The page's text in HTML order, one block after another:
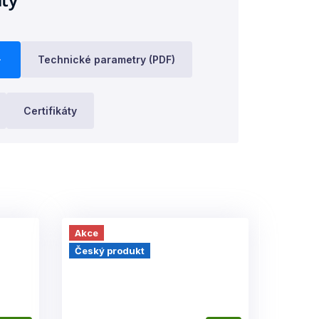
Technické parametry (PDF)
Certifikáty
Akce
Český produkt